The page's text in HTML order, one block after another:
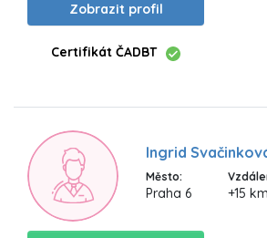
Zobrazit profil
Certifikát ČADBT
Ingrid
Město:
Praha 6 +15 km